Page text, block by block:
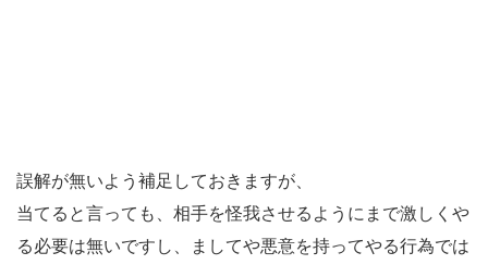
誤解が無いよう補足しておきますが、
当てると言っても、相手を怪我させるようにまで激しくや
る必要は無いですし、ましてや悪意を持ってやる行為では